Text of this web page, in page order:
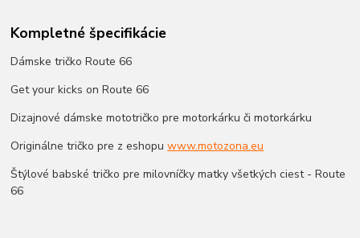
Kompletné špecifikácie
Dámske tričko Route 66
Get your kicks on Route 66
Dizajnové dámske mototričko pre motorkárku či motorkárku
Originálne tričko pre z eshopuwww.motozona.eu
Štýlové babské tričko pre milovníčky matky všetkých ciest - Route
66